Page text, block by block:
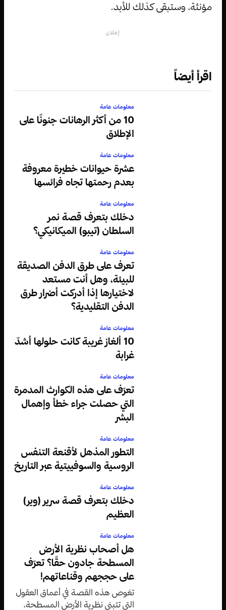
مؤنثة، وستبقى كذلك للأبد.
إعلان
اقرأ أيضاً
معلومات عامة
10 من أكثر الرهانات جنونًا على
الإطلاق
معلومات عامة
عشرة حيوانات خطيرة معروفة
بعدم رحمتها تجاه فرائسها
معلومات عامة
دخلك بتعرف قصة نمر
السلطان (تيبو) الميكانيكي؟
معلومات عامة
تعرف على طرق الدفن الصديقة
للبيئة، وهل أنت مستعد
لاختيارها إذا أدركت أضرار طرق
الدفن التقليدية؟
معلومات عامة
10 ألغاز غريبة كانت حلولها أشدّ
غرابة
معلومات عامة
تعرّف على هذه الكوارث المدمرة
التي حصلت جراء خطأ وإهمال
البشر
معلومات عامة
التطور المذهل لأقنعة التنفس
الروسية والسوفييتية عبر التاريخ
معلومات عامة
دخلك بتعرف قصة سرير (وير)
العظيم
معلومات عامة
هل أصحاب نظرية الأرض
المسطحة جادون حقًا؟ تعرّف
على حججهم وقناعاتهم!
تغوص هذه القصة في أعماق العقول
التي تتبنى نظرية الأرض المسطحة،